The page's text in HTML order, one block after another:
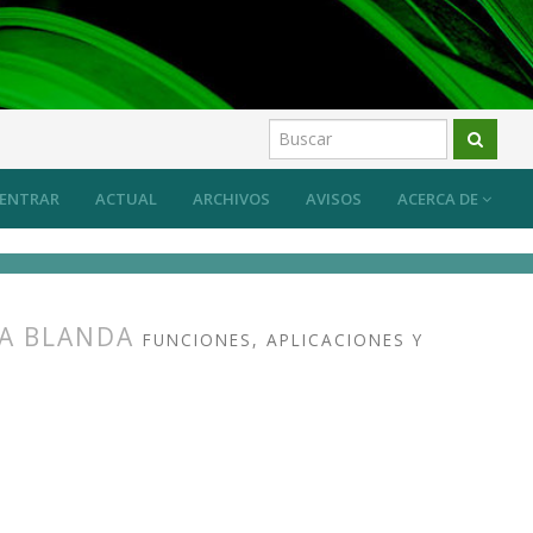
ACTUAL ARCHIVOS AVISOS ACERCA DE
ENTRAR
BLANDA FUNCIONES, APLICACIONES Y